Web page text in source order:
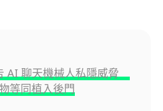
AI 聊天機械人私隱威脅
等同植入後門